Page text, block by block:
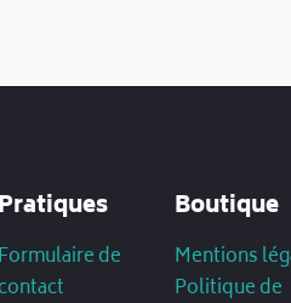
Pratiques
Formulaire de
contact
Boutique
Mentions
Politique de